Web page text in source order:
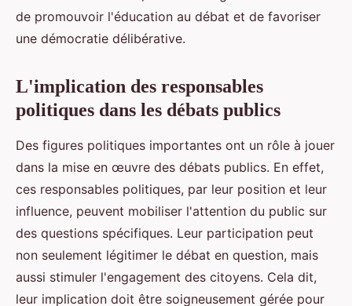
de promouvoir l'éducation au débat et de favoriser
une démocratie délibérative.
L'implication des responsables
politiques dans les débats publics
Des figures politiques importantes ont un rôle à jouer
dans la mise en œuvre des débats publics. En effet,
ces responsables politiques, par leur position et leur
influence, peuvent mobiliser l'attention du public sur
des questions spécifiques. Leur participation peut
non seulement légitimer le débat en question, mais
aussi stimuler l'engagement des citoyens. Cela dit,
leur implication doit être soigneusement gérée pour